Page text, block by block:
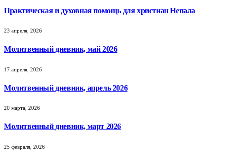
Практическая и духовная помощь для христиан Непала
23 апреля, 2026
Молитвенный дневник, май 2026
17 апреля, 2026
Молитвенный дневник, апрель 2026
20 марта, 2026
Молитвенный дневник, март 2026
25 февраля, 2026